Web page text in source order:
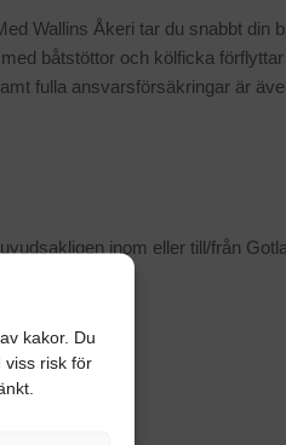
kakor. Du
viss risk för
Wallins Åkeri tar du snabbt din
båtstöttor och kölficka
fulla ansvarsförsäkringar är
inom eller till/från